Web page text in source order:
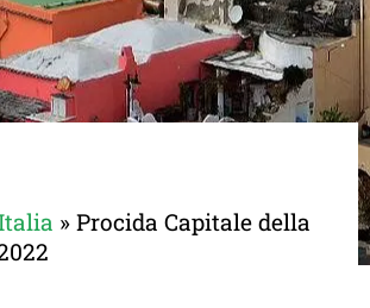
» Procida Capitale della